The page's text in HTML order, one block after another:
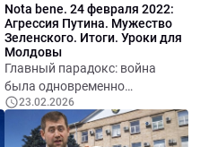
Nota bene. 24 февраля 2022:
Агрессия Путина. Мужество
Зеленского. Итоги. Уроки для
Молдовы
Главный парадокс: война
была одновременно
предсказанной и немыслимой.
Разведка знала - политика
сомневалась. Кремль и логика
23.02.2026